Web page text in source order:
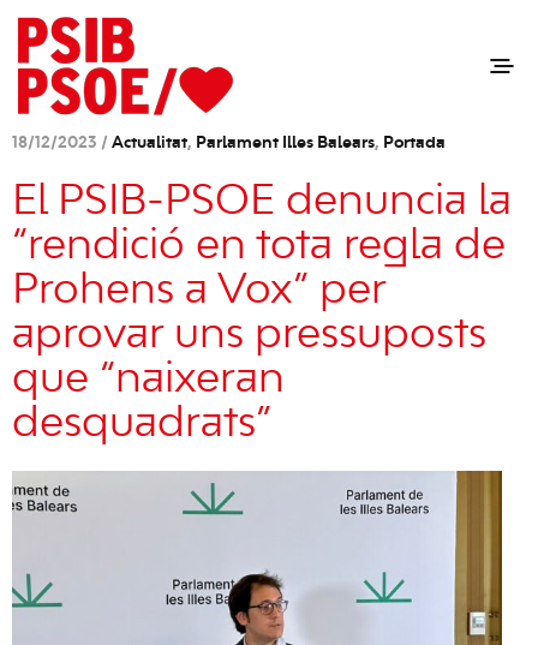
18/12/2023 / Actualitat, Parlament Illes Balears, Portada
El PSIB-PSOE denuncia la
“rendició en tota regla de
Prohens a Vox” per
aprovar uns pressuposts
que “naixeran
desquadrats”